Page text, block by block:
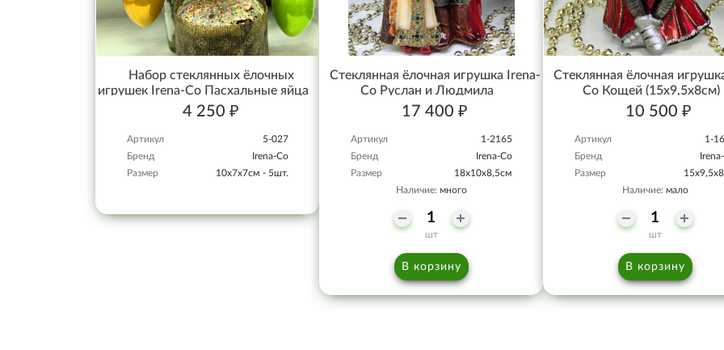
Набор стеклянных ёлочных
игрушек Irena-Co Пасхальные яйца
4 250 ₽
Артикул
5-027
Бренд
Irena-Co
Размер
10х7х7см - 5шт.
Стеклянная ёлочная игрушка Irena-
Co Руслан и Людмила
17 400 ₽
Артикул
1-2165
Бренд
Irena-Co
Размер
18х10х8,5см
Наличие: много
шт
В корзину
Стеклянная ёлочная
Co Кощей (15х9,5х8см)
10 500 ₽
Артикул
1-
Бренд
Размер
Наличие: мало
шт
В корзину